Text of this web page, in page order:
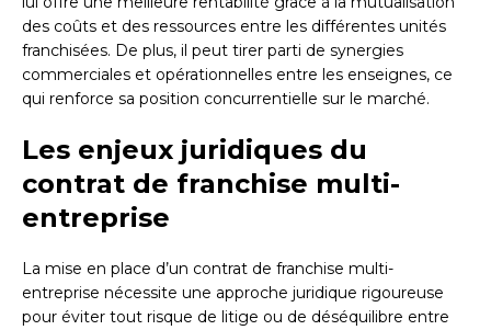
des coûts et des ressources entre les différentes unités
franchisées. De plus, il peut tirer parti de synergies
commerciales et opérationnelles entre les enseignes, ce
qui renforce sa position concurrentielle sur le marché.
Les enjeux juridiques du
contrat de franchise multi-
entreprise
La mise en place d’un contrat de franchise multi-
entreprise nécessite une approche juridique rigoureuse
pour éviter tout risque de litige ou de déséquilibre entre